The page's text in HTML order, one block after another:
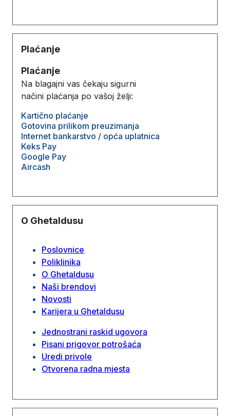
Plaćanje
Plaćanje
Na blagajni vas čekaju sigurni
načini plaćanja po vašoj želji:
Kartično plaćanje
Gotovina prilikom preuzimanja
Internet bankarstvo / opća uplatnica
Keks Pay
Google Pay
Aircash
O Ghetaldusu
Poslovnice
Poliklinika
O Ghetaldusu
Naši brendovi
Novosti
Karijera u Ghetaldusu
Jednostrani raskid ugovora
Pisani prigovor potrošaća
Uredi privole
Otvorena radna mjesta